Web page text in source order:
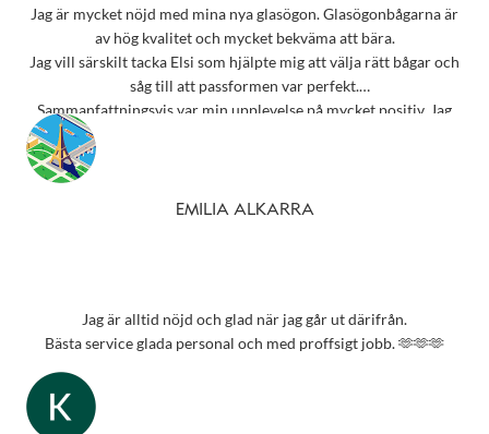
Jag är mycket nöjd med mina nya glasögon. Glasögonbågarna är
av hög kvalitet och mycket bekväma att bära.
Jag vill särskilt tacka Elsi som hjälpte mig att välja rätt bågar och
såg till att passformen var perfekt.
Sammanfattningsvis var min upplevelse på mycket positiv. Jag
rekommenderar starkt detta ställe till alla som behöver
EMILIA ALKARRA
Jag är alltid nöjd och glad när jag går ut därifrån.
Bästa service glada personal och med proffsigt jobb. 🫶🫶🫶